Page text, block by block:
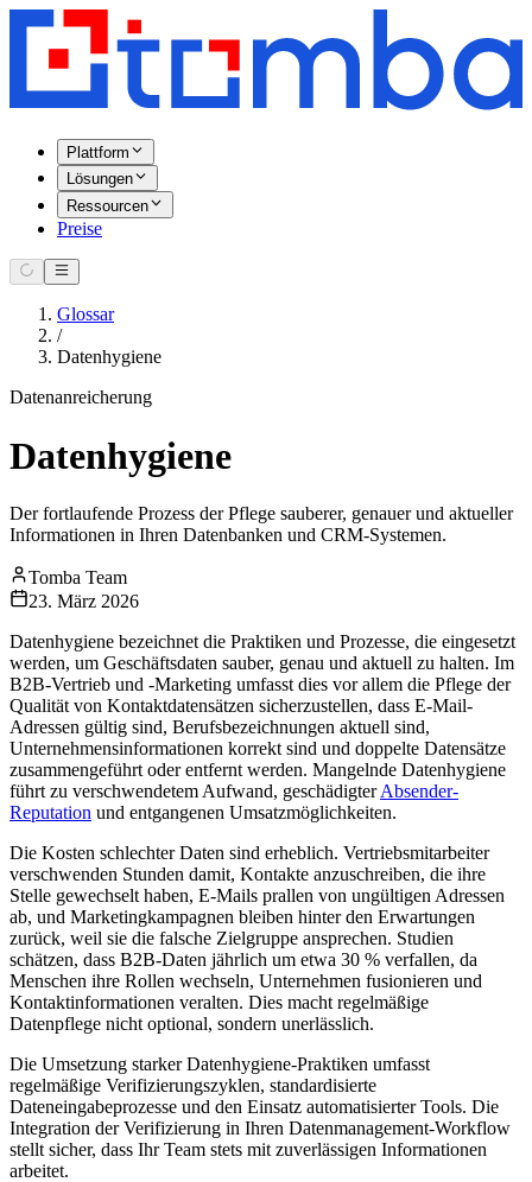
Plattform
Lösungen
Ressourcen
Preise
Glossar
/
Datenhygiene
Datenanreicherung
Datenhygiene
Der fortlaufende Prozess der Pflege sauberer, genauer und aktueller
Informationen in Ihren Datenbanken und CRM-Systemen.
Tomba Team
23. März 2026
Datenhygiene bezeichnet die Praktiken und Prozesse, die eingesetzt
werden, um Geschäftsdaten sauber, genau und aktuell zu halten. Im
B2B-Vertrieb und -Marketing umfasst dies vor allem die Pflege der
Qualität von Kontaktdatensätzen sicherzustellen, dass E-Mail-
Adressen gültig sind, Berufsbezeichnungen aktuell sind,
Unternehmensinformationen korrekt sind und doppelte Datensätze
zusammengeführt oder entfernt werden. Mangelnde Datenhygiene
führt zu verschwendetem Aufwand, geschädigterAbsender-
Reputation und entgangenen Umsatzmöglichkeiten.
Die Kosten schlechter Daten sind erheblich. Vertriebsmitarbeiter
verschwenden Stunden damit, Kontakte anzuschreiben, die ihre
Stelle gewechselt haben, E-Mails prallen von ungültigen Adressen
ab, und Marketingkampagnen bleiben hinter den Erwartungen
zurück, weil sie die falsche Zielgruppe ansprechen. Studien
schätzen, dass B2B-Daten jährlich um etwa 30 % verfallen, da
Menschen ihre Rollen wechseln, Unternehmen fusionieren und
Kontaktinformationen veralten. Dies macht regelmäßige
Datenpflege nicht optional, sondern unerlässlich.
Die Umsetzung starker Datenhygiene-Praktiken umfasst
regelmäßige Verifizierungszyklen, standardisierte
Dateneingabeprozesse und den Einsatz automatisierter Tools. Die
Integration der Verifizierung in Ihren Datenmanagement-Workflow
stellt sicher, dass Ihr Team stets mit zuverlässigen Informationen
arbeitet.